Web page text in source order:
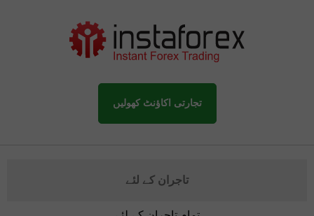
تجارتی اکاؤنٹ کھولیں
تاجران کے لئے